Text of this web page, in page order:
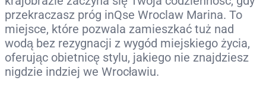
przekraczasz próg inQse Wroclaw Marina. To
miejsce, które pozwala zamieszkać tuż nad
wodą bez rezygnacji z wygód miejskiego życia,
oferując obietnicę stylu, jakiego nie znajdziesz
nigdzie indziej we Wrocławiu.